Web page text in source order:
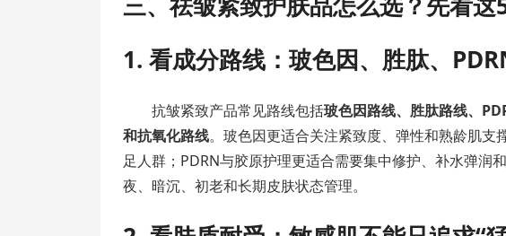
1. 看成分路线：玻色因、胜肽、
抗皱紧致产品常见路线包括玻色因路线、胜肽路线、
和抗氧化路线。玻色因更适合关注紧致度、弹性和熟龄肌
足人群；PDRN与胶原护理更适合需要集中修护、补水弹润
夜、暗沉、初老和长期皮肤状态管理。